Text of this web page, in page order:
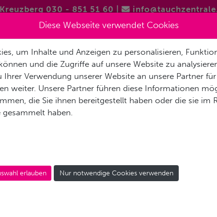
Kreuzberg 030 - 851 51 60
/ APNOE VERMIETUNG & SERVICE REISEN
LANZAROTE
Diese Webseite verwendet Cookies
um Inhalte und Anzeigen zu personalisieren,
und die Zugriffe auf unsere Website zu
Verwendung unserer Website an unsere Partner für
weiter. Unsere Partner führen diese Informationen
die Sie ihnen bereitgestellt haben oder die sie im
haben.
erlauben Nur notwendige Cookies verwenden